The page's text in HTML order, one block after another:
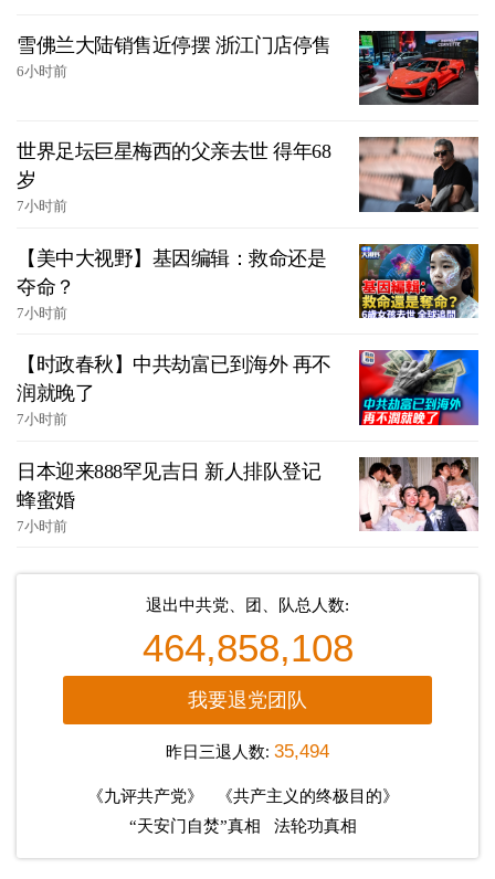
雪佛兰大陆销售近停摆 浙江门店停售
6小时前
世界足坛巨星梅西的父亲去世 得年68
岁
7小时前
【美中大视野】基因编辑：救命还是
夺命？
7小时前
【时政春秋】中共劫富已到海外 再不
润就晚了
7小时前
日本迎来888罕见吉日 新人排队登记
蜂蜜婚
7小时前
退出中共党、团、队总人数:
464,858,108
我要退党团队
昨日三退人数: 35,494
《九评共产党》
《共产主义的终极目的》
“天安门自焚”真相
法轮功真相